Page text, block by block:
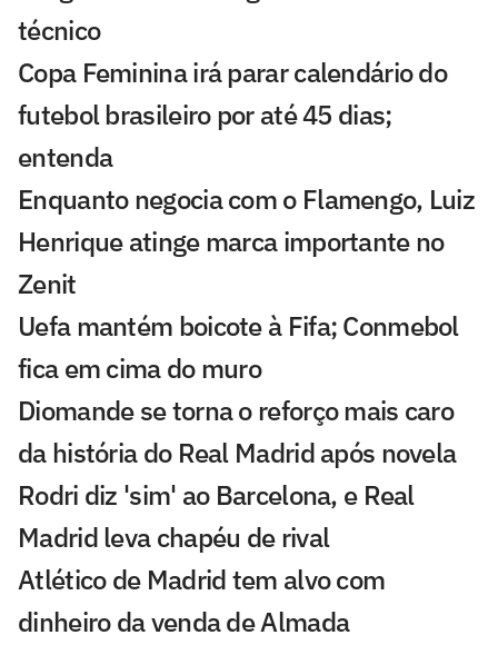
técnico
Copa Feminina irá parar calendário do
futebol brasileiro por até 45 dias;
entenda
Enquanto negocia com o Flamengo, Luiz
Henrique atinge marca importante no
Zenit
Uefa mantém boicote à Fifa; Conmebol
fica em cima do muro
Diomande se torna o reforço mais caro
da história do Real Madrid após novela
Rodri diz 'sim' ao Barcelona, e Real
Madrid leva chapéu de rival
Atlético de Madrid tem alvo com
dinheiro da venda de Almada